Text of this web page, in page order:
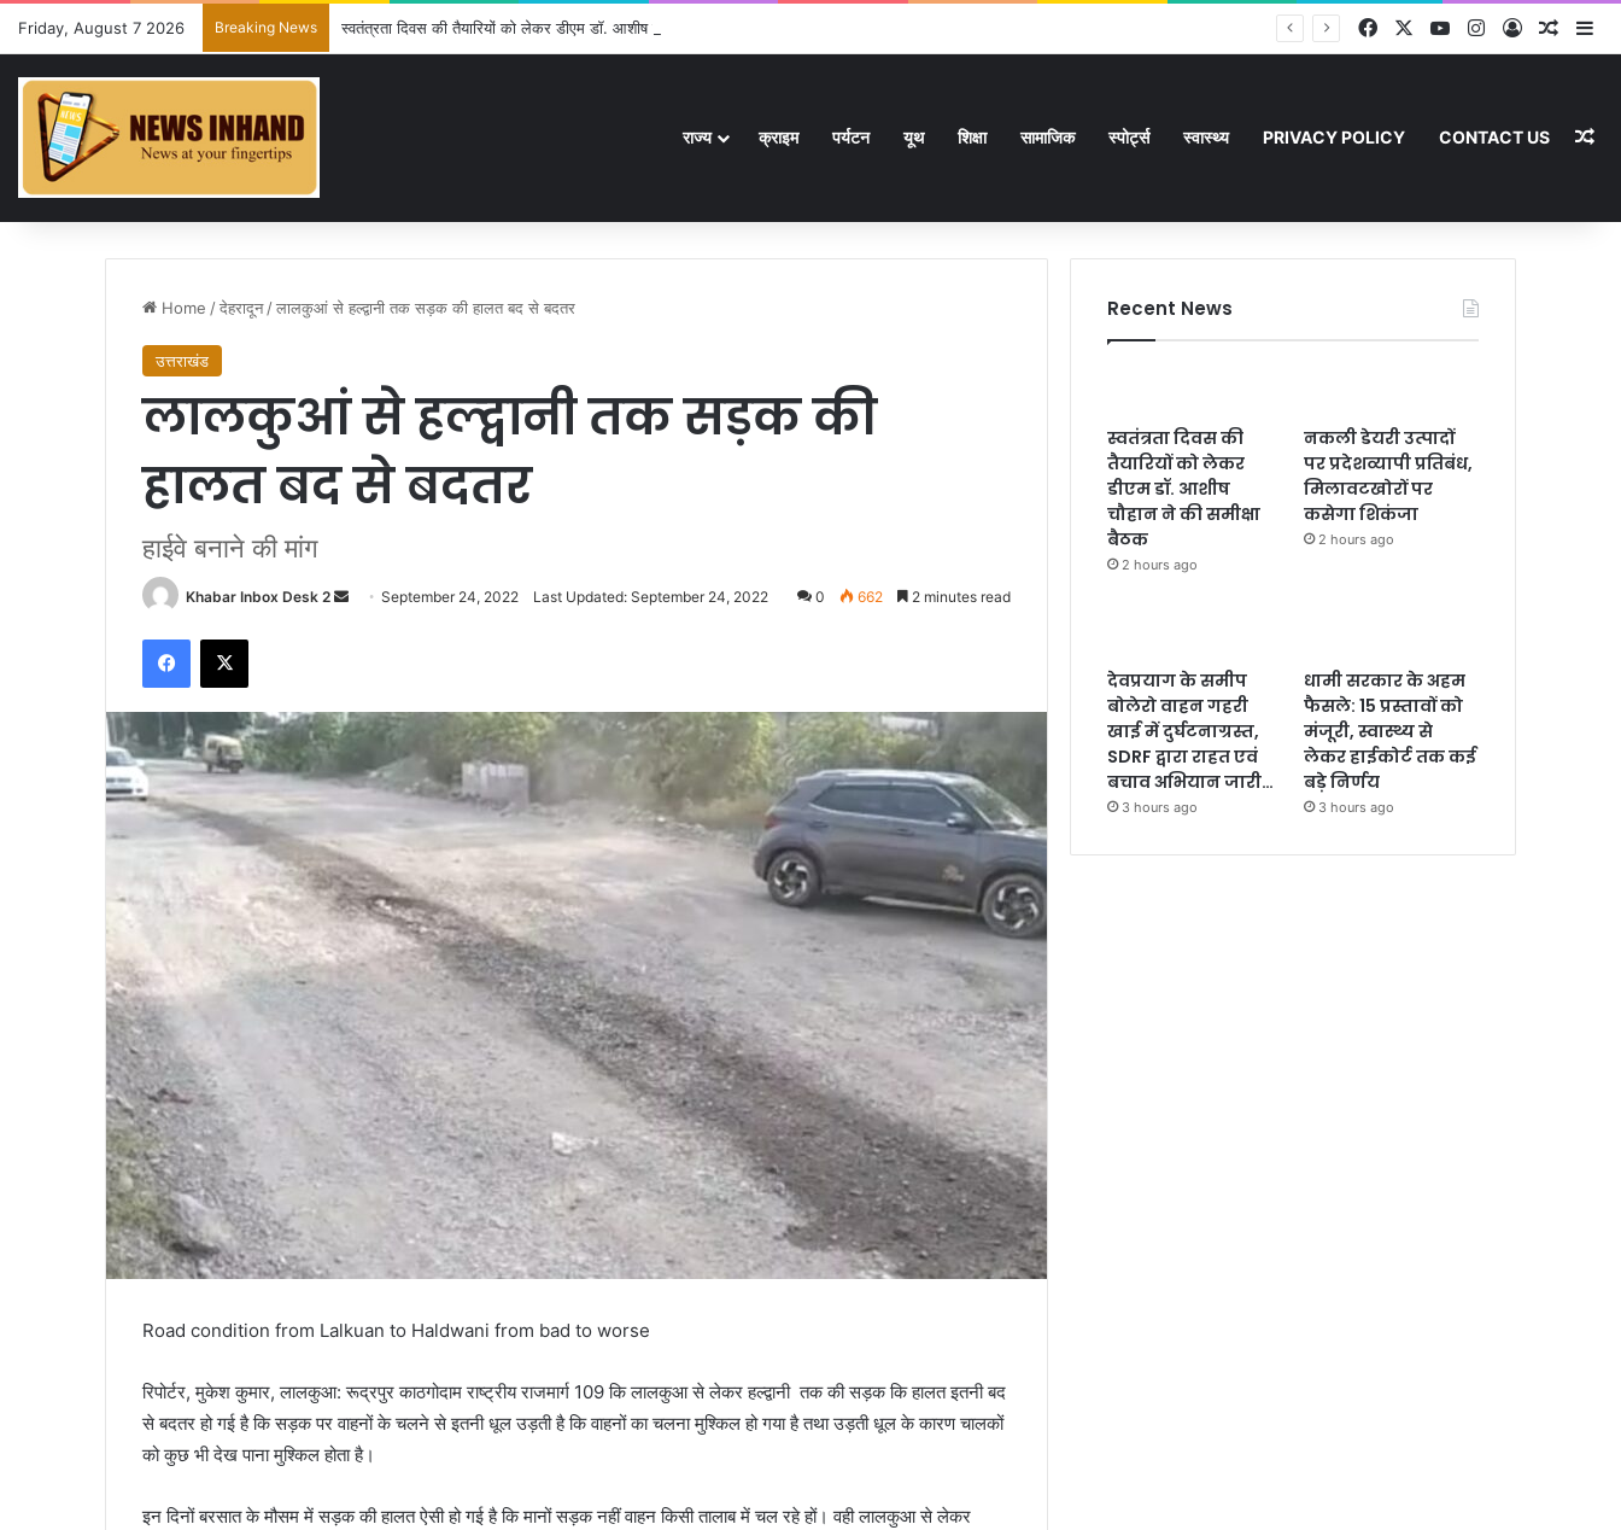
Friday, August 7 2026 Breaking News स्वतंत्रता दिवस की तैयारियों को लेकर डीएम डॉ. आशीष चौहान ने की समीक्षा बैठक FacebookYouTubeInstagram
Log In
राज्य क्राइम पर्यटन यूथ शिक्षा सामाजिक स्पोर्ट्स स्वास्थ्य PRIVACY POLICY CONTACT US
Home /देहरादून /लालकुआं से हल्द्वानी तक सड़क की हालत बद से बदतर
उत्तराखंड
लालकुआं से हल्द्वानी तक सड़क की
हालत बद से बदतर
हाईवे बनाने की मांग
Khabar Inbox Desk 2
SendSeptember 24, 2022 Last Updated: September 24, 2022 0 662 2 minutes read
Facebook
X
Road condition from Lalkuan to Haldwani from bad to worse
रिपोर्टर, मुकेश कुमार, लालकुआ: रूद्रपुर काठगोदाम राष्ट्रीय राजमार्ग 109 कि लालकुआ से लेकर हल्द्वानी तक की सड़क कि हालत इतनी बद
से बदतर हो गई है कि सड़क पर वाहनों के चलने से इतनी धूल उड़ती है कि वाहनों का चलना मुश्किल हो गया है तथा उड़ती धूल के कारण चालकों
को कुछ भी देख पाना मुश्किल होता है।
इन दिनों बरसात के मौसम में सड़क की हालत ऐसी हो गई है कि मानों सड़क नहीं वाहन किसी तालाब में चल रहे हों। वही लालकुआ से लेकर
Recent News
स्वतंत्रता दिवस की
तैयारियों को लेकर
डीएम डॉ. आशीष
चौहान ने की समीक्षा
बैठक
2 hours ago
नकली डेयरी उत्पादों
पर प्रदेशव्यापी प्रतिबंध,
मिलावटखोरों पर
कसेगा शिकंजा
2 hours ago
देवप्रयाग के समीप
बोलेरो वाहन गहरी
खाई में दुर्घटनाग्रस्त,
SDRF द्वारा राहत एवं
बचाव अभियान जारी…
3 hours ago
धामी सरकार के अहम
फैसले: 15 प्रस्तावों को
मंजूरी, स्वास्थ्य से
लेकर हाईकोर्ट तक कई
बड़े निर्णय
3 hours ago